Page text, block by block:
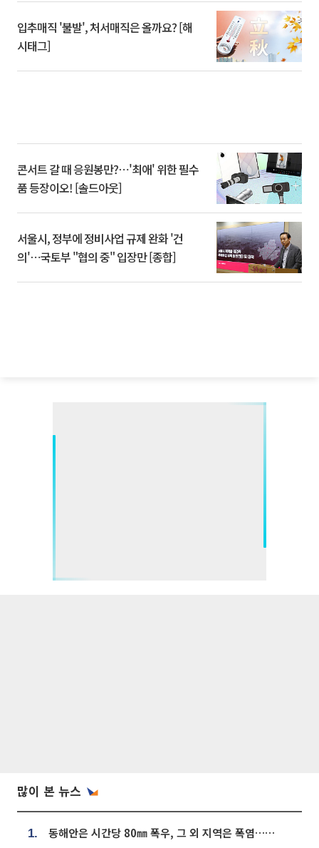
입추매직 '불발', 처서매직은 올까요? [해
시태그]
콘서트 갈 때 응원봉만?⋯'최애' 위한 필수
품 등장이오! [솔드아웃]
서울시, 정부에 정비사업 규제 완화 '건
의'⋯국토부 "협의 중" 입장만 [종합]
많이 본 뉴스
1. 동해안은 시간당 80㎜ 폭우, 그 외 지역은 폭염…‘극과 극 날씨’